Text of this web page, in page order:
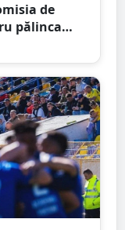
de
pălinca